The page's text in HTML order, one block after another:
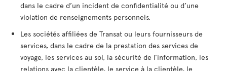
dans le cadre d’un incident de confidentialité ou d’une
violation de renseignements personnels.
Les sociétés affiliées de Transat ou leurs fournisseurs de
services, dans le cadre de la prestation des services de
voyage, les services au sol, la sécurité de l’information, les
relations avec la clientèle, le service à la clientèle, le